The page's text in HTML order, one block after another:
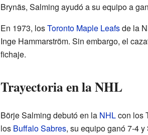
Brynäs, Salming ayudó a su equipo a
En 1973, losToronto Maple Leafsde la
Inge Hammarström. Sin embargo, el
fichaje.
Trayectoria en la NHL
Börje Salming debutó en la NHLcon los
los Buffalo Sabres, su equipo ganó 7-4